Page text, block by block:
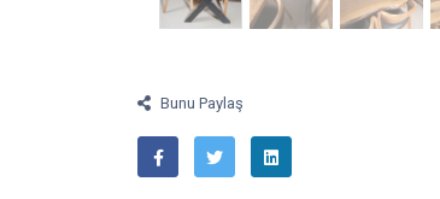
Bunu Paylaş